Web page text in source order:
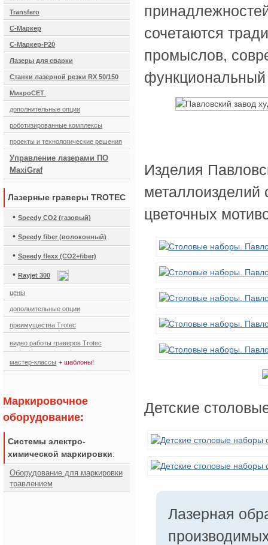
Transfero
С-Маркер
С-Маркер-Р20
Лазеры для сварки
Станки лазерной резки RX 50/150
МикроСЕТ
дополнительные опции
роботизированные комплексы
проекты и технологические решения
Управление лазерами ПО
MaxiGraf
Лазерные граверы TROTEC
• Speedy CO2 (газовый)
• Speedy fiber (волоконный)
• Speedy flexx (CO2+fiber)
• Rayjet 300
цены
дополнительные опции
преимущества Trotec
видео работы граверов Trotec
мастер-классы + шаблоны!
Маркировочное
оборудование:
Системы электро-
химической маркировки:
Оборудование для маркировки
травлением
сочетаются
промыслов,
функциональный
Изделия
металлоизделий
цветочных
Детские
Лазерная